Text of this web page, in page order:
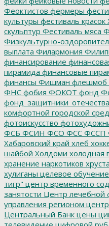
Феоктистов фермеры
культуры фестиваль красок
скульптур Фестиваль мяса
Физкультурно-
выплата Филармония
финансирование
пирамида финансовые
финансы Фишман флешмоб
ФНС фобия ФОКОТ фонд
фонд_защитники_отечества
комфортной городской
фотоискусство
ФСБ ФСИН ФСО ФСС ФССП
Хабаровский край хлеб
шайбой Холдоми холодная
хранение наркотиков
хулиганы целевое обучение
тигр" центр временного
занятости Центр лечебной
управления регионом
Центральный Банк цены